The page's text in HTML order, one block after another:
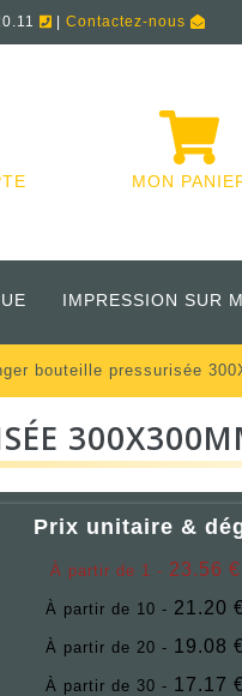
|Contactez-nous
MON
IMPRESSION SUR
bouteille pressurisée
Prix unitaire &
À partir de 1 - 23.56 €
À partir de 10 - 21.20
À partir de 20 - 19.08
À partir de 30 - 17.17